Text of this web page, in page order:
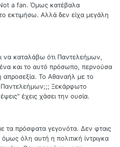
a fan. Όμως κατέβαλα
εκτιμήσω. Αλλά δεν είχα μεγάλη
να καταλάβω ότι Παντελεήμων,
και το αυτό πρόσωπο, περνούσα
απροσεξία. Το Αθαναήλ με το
Παντελεήμων;;; Ξεκάρφωτο
έχεις χάσει την ουσία.
τα πρόσφατα γεγονότα. Δεν φταις
όλη αυτή η πολιτική ίντριγκα